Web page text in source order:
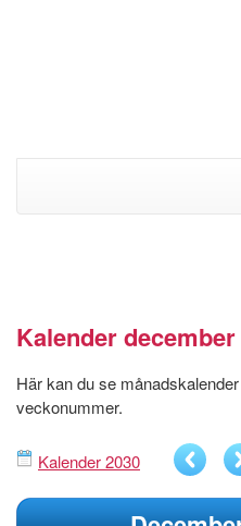
Kalender december
Här kan du se
veckonummer.
Kalender 2030